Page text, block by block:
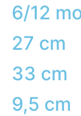
6/12
27 cm
33 cm
9,5 cm